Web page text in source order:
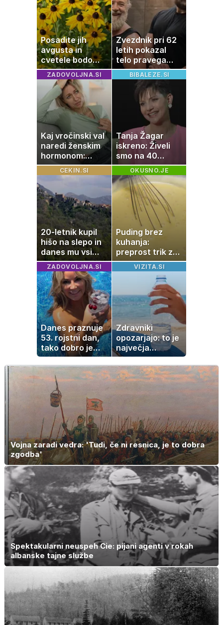
Posadite jih
avgusta in
cvetele bodo
vse do zime
Zvezdnik pri 62
letih pokazal
telo pravega
gladiatorja
ZADOVOLJNA.SI
Kaj vročinski val
naredi ženskim
hormonom:
zakaj se poleti
počutimo
drugače?
BIBALEZE.SI
Tanja Žagar
iskreno: Živeli
smo na 40
kvadratih, a
imela sem vse,
kar otrok
potrebuje
CEKIN.SI
20-letnik kupil
hišo na slepo in
danes mu vsi
zavidajo
OKUSNO.JE
Puding brez
kuhanja:
preprost trik za
pripravo v le
nekaj minutah
ZADOVOLJNA.SI
Danes praznuje
53. rojstni dan,
tako dobro je
videti znana
Slovenka
VIZITA.SI
Zdravniki
opozarjajo: to je
največja
napaka, ki jo
ljudje delajo med
vročino
Vojna zaradi vedra: 'Tudi, če ni resnica, je to dobra
zgodba'
Spektakularni neuspeh Cie: pijani agenti v rokah
albanske tajne službe